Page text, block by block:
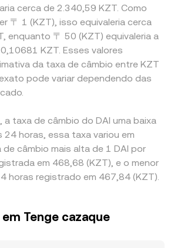
cerca de 2.340,59 KZT. Como
〒 1 (KZT), isso equivaleria cerca
enquanto 〒 50 (KZT) equivaleria a
KZT. Esses valores
da taxa de câmbio entre KZT
pode variar dependendo das
a taxa de câmbio do DAI uma baixa
24 horas, essa taxa variou em
câmbio mais alta de 1 DAI por
em 468,68 (KZT), e o menor
horas registrado em 467,84 (KZT).
Tenge cazaque